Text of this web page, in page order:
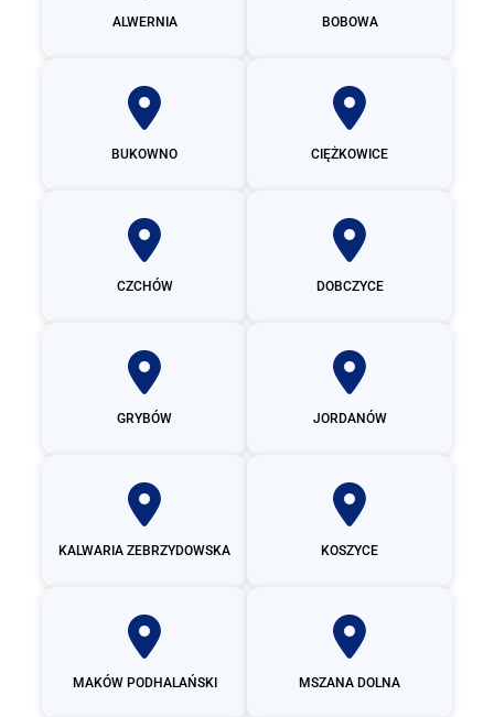
ALWERNIA BOBOWA
BUKOWNO CIĘŻKOWICE
CZCHÓW DOBCZYCE
GRYBÓW JORDANÓW
KALWARIA ZEBRZYDOWSKA KOSZYCE
MAKÓW PODHALAŃSKI MSZANA DOLNA